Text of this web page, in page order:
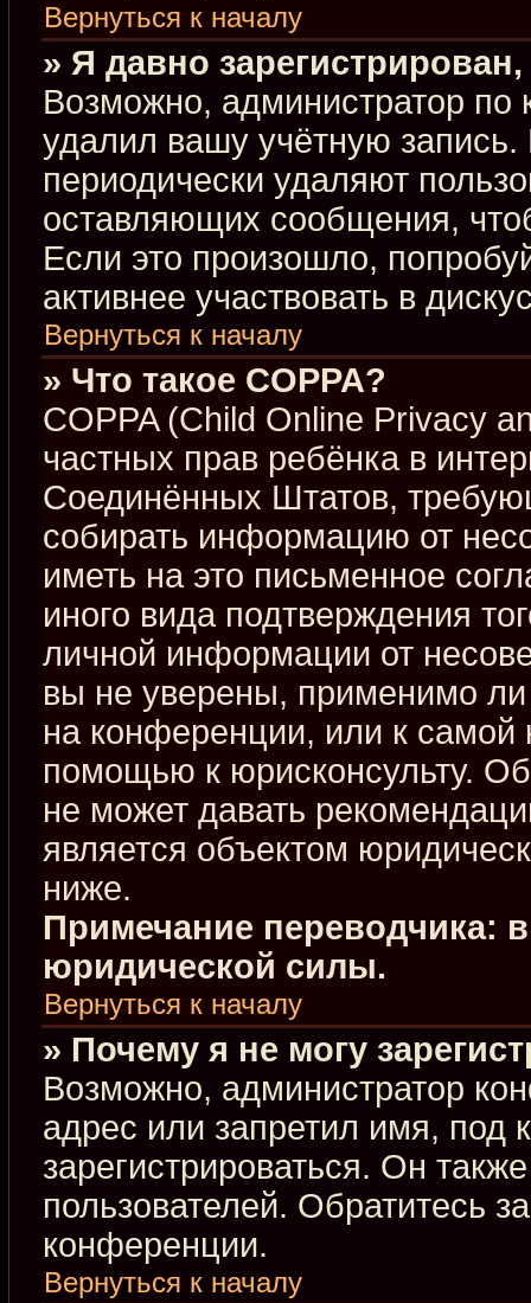
Вернуться к началу
» Я давно
Возможно, администратор по
удалил вашу учётную
периодически удаляют
оставляющих сообщения,
Если это произошло,
активнее участвовать в
Вернуться к началу
» Что такое COPPA?
COPPA (Child Online Privacy
частных прав ребёнка в
Соединённых Штатов,
собирать информацию от
иметь на это письменное
иного вида подтверждения
личной информации от
вы не уверены, применимо
на конференции, или к самой
помощью к юрисконсульту.
не может давать
является объектом
ниже.
Примечание переводчика:
юридической силы.
Вернуться к началу
» Почему я не могу
Возможно, администратор
адрес или запретил имя, под
зарегистрироваться. Он
пользователей. Обратитесь
конференции.
Вернуться к началу